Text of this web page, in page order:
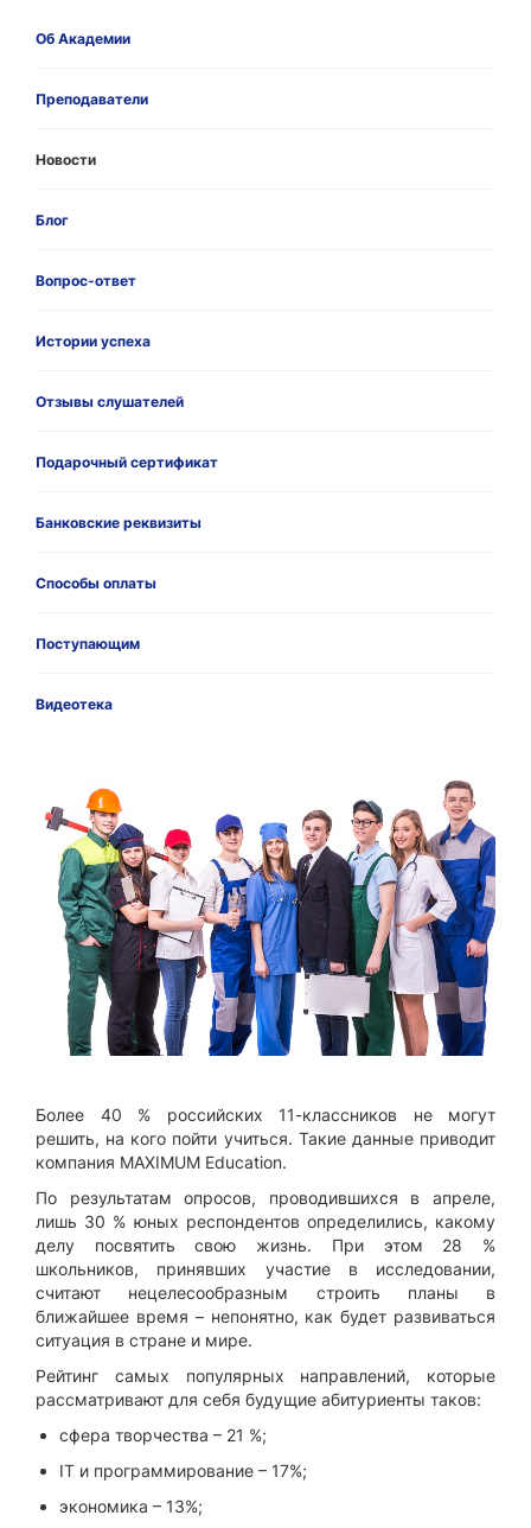
Об Академии
Преподаватели
Новости
Блог
Вопрос-ответ
Истории успеха
Отзывы слушателей
Подарочный сертификат
Банковские реквизиты
Способы оплаты
Поступающим
Видеотека
Более 40 % российских 11-классников не могут
решить, на кого пойти учиться. Такие данные приводит
компания MAXIMUM Education.
По результатам опросов, проводившихся в апреле,
лишь 30 % юных респондентов определились, какому
делу посвятить свою жизнь. При этом 28 %
школьников, принявших участие в исследовании,
считают нецелесообразным строить планы в
ближайшее время – непонятно, как будет развиваться
ситуация в стране и мире.
Рейтинг самых популярных направлений, которые
рассматривают для себя будущие абитуриенты таков:
сфера творчества – 21 %;
IT и программирование – 17%;
экономика – 13%;